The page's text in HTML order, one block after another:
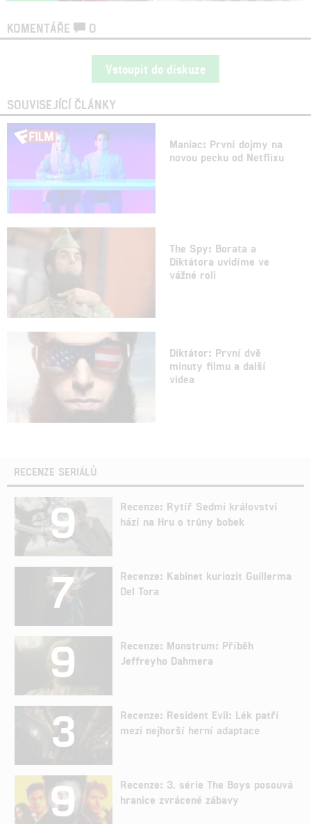
KOMENTÁŘE 0
Vstoupit do diskuze
SOUVISEJÍCÍ ČLÁNKY
Maniac: První dojmy na
novou pecku od Netflixu
The Spy: Borata a
Diktátora uvidíme ve
vážné roli
Diktátor: První dvě
minuty filmu a další
videa
RECENZE SERIÁLŮ
9
Recenze: Rytíř Sedmi království
hází na Hru o trůny bobek
7
Recenze: Kabinet kuriozit Guillerma
Del Tora
9
Recenze: Monstrum: Příběh
Jeffreyho Dahmera
3
Recenze: Resident Evil: Lék patří
mezi nejhorší herní adaptace
9
Recenze: 3. série The Boys posouvá
hranice zvrácené zábavy